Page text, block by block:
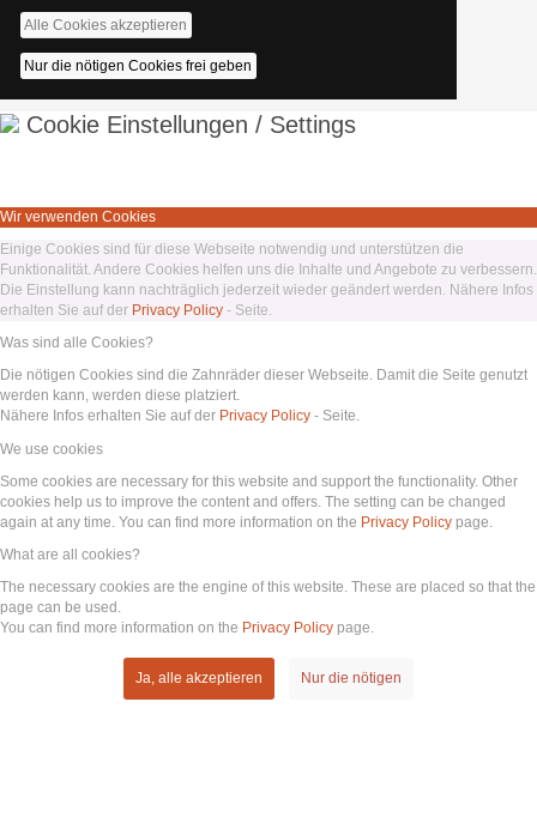
Alle Cookies akzeptieren
Nur die nötigen Cookies frei geben
Cookie Einstellungen / Settings
Wir verwenden Cookies
Einige Cookies sind für diese Webseite notwendig und unterstützen die
Funktionalität. Andere Cookies helfen uns die Inhalte und Angebote zu verbessern.
Die Einstellung kann nachträglich jederzeit wieder geändert werden. Nähere Infos
erhalten Sie auf der Privacy Policy - Seite.
Was sind alle Cookies?
Die nötigen Cookies sind die Zahnräder dieser Webseite. Damit die Seite genutzt
werden kann, werden diese platziert.
Nähere Infos erhalten Sie auf der Privacy Policy - Seite.
We use cookies
Some cookies are necessary for this website and support the functionality. Other
cookies help us to improve the content and offers. The setting can be changed
again at any time. You can find more information on the Privacy Policy page.
What are all cookies?
The necessary cookies are the engine of this website. These are placed so that the
page can be used.
You can find more information on the Privacy Policy page.
Ja, alle akzeptieren Nur die nötigen